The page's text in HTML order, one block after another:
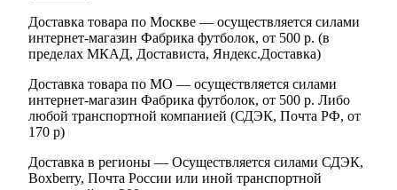
Доставка товара по Москве — осуществляется силами
интернет-магазин Фабрика футболок, от 500 р. (в
пределах МКАД, Достависта, Яндекс.Доставка)
Доставка товара по МО — осуществляется силами
интернет-магазин Фабрика футболок, от 500 р. Либо
любой транспортной компанией (СДЭК, Почта РФ, от
170 р)
Доставка в регионы — Осуществляется силами СДЭК,
Boxberry, Почта России или иной транспортной